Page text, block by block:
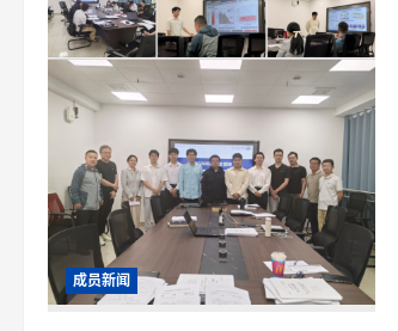
t
i
o
成员新闻